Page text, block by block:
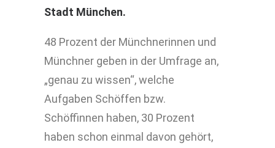
Stadt München.
48 Prozent der Münchnerinnen und
Münchner geben in der Umfrage an,
„genau zu wissen“, welche
Aufgaben Schöffen bzw.
Schöffinnen haben, 30 Prozent
haben schon einmal davon gehört,